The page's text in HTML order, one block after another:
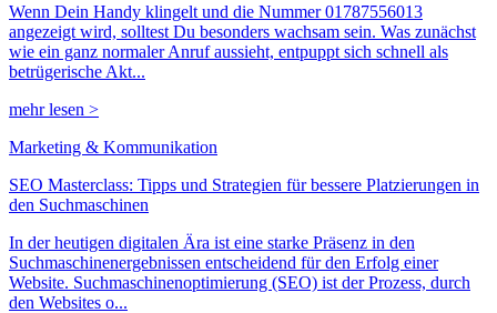
Wenn Dein Handy klingelt und die Nummer 01787556013
angezeigt wird, solltest Du besonders wachsam sein. Was zunächst
wie ein ganz normaler Anruf aussieht, entpuppt sich schnell als
betrügerische Akt...
mehr lesen >
Marketing & Kommunikation
SEO Masterclass: Tipps und Strategien für bessere Platzierungen in
den Suchmaschinen
In der heutigen digitalen Ära ist eine starke Präsenz in den
Suchmaschinenergebnissen entscheidend für den Erfolg einer
Website. Suchmaschinenoptimierung (SEO) ist der Prozess, durch
den Websites o...